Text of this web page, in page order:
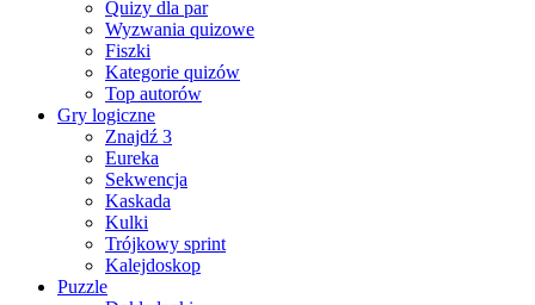
Quizy dla par
Wyzwania quizowe
Fiszki
Kategorie quizów
Top autorów
Gry logiczne
Znajdź 3
Eureka
Sekwencja
Kaskada
Kulki
Trójkowy sprint
Kalejdoskop
Puzzle